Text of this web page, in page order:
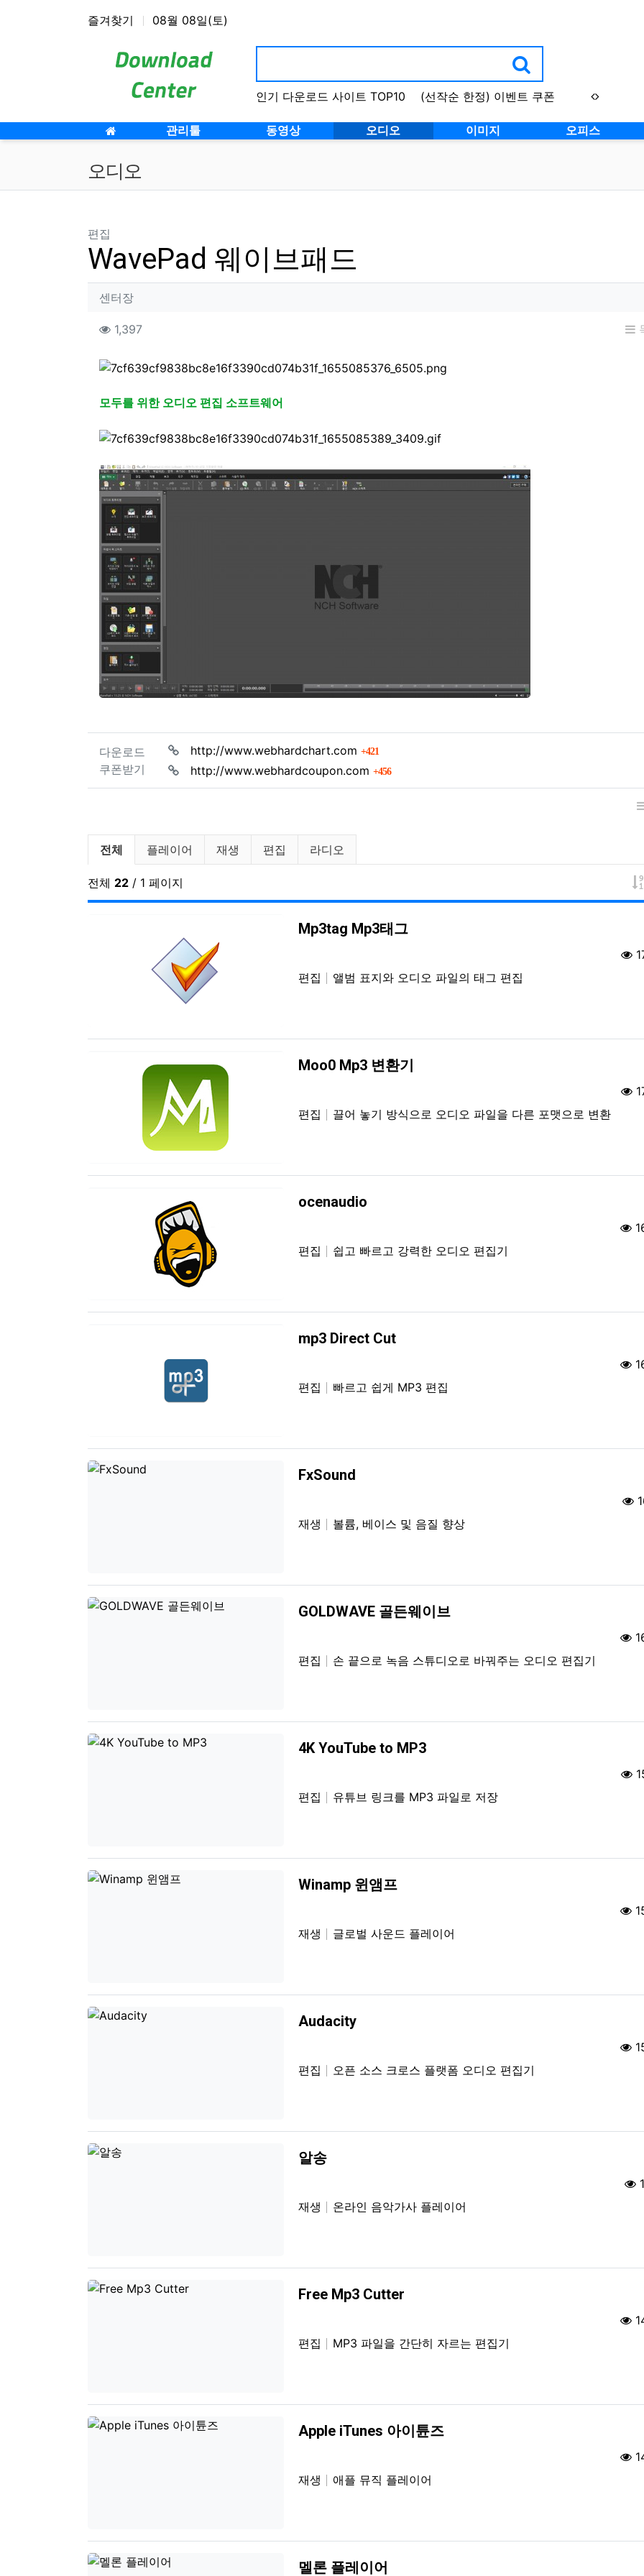
즐겨찾기 08월 08일(토)
인기 다운로드 사이트 TOP10 (선작순 한정) 이벤트 쿠폰
메인 메뉴 관리툴 동영상 오디오 이미지 오피스
오디오
편집
WavePad 웨이브패드
작성자 정보
센터장작성
컨텐츠 정보
1,397조회
본문
모두를 위한 오디오 편집 소프트웨어
관련자료
다운로드
쿠폰받기
http://www.webhardchart.com 421
http://www.webhardcoupon.com
456회 연결
오디오 분류 목록
전체 플레이어 재생 편집 라디오
전체 22 / 1 페이지
Mp3tag Mp3태그
편집
앨범 표지와 오디오 파일의 태그 편집
Moo0 Mp3 변환기
편집
끌어 놓기 방식으로 오디오 파일을 다른 포맷으로 변환
ocenaudio
편집
쉽고 빠르고 강력한 오디오 편집기
mp3 Direct Cut
편집
빠르고 쉽게 MP3 편집
FxSound
재생
볼륨, 베이스 및 음질 향상
GOLDWAVE 골든웨이브
편집
손 끝으로 녹음 스튜디오로 바꿔주는 오디오 편집기
4K YouTube to MP3
편집
유튜브 링크를 MP3 파일로 저장
Winamp 윈앰프
재생
글로벌 사운드 플레이어
Audacity
편집
오픈 소스 크로스 플랫폼 오디오 편집기
알송
재생
온라인 음악가사 플레이어
Free Mp3 Cutter
편집
MP3 파일을 간단히 자르는 편집기
Apple iTunes 아이튠즈
재생
애플 뮤직 플레이어
멜론 플레이어